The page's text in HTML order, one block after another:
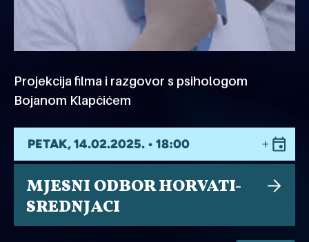
Projekcija filma i razgovor s psihologom
Bojanom Klapčićem
PETAK, 14.02.2025. • 18:00
MJESNI ODBOR HORVATI-
SREDNJACI